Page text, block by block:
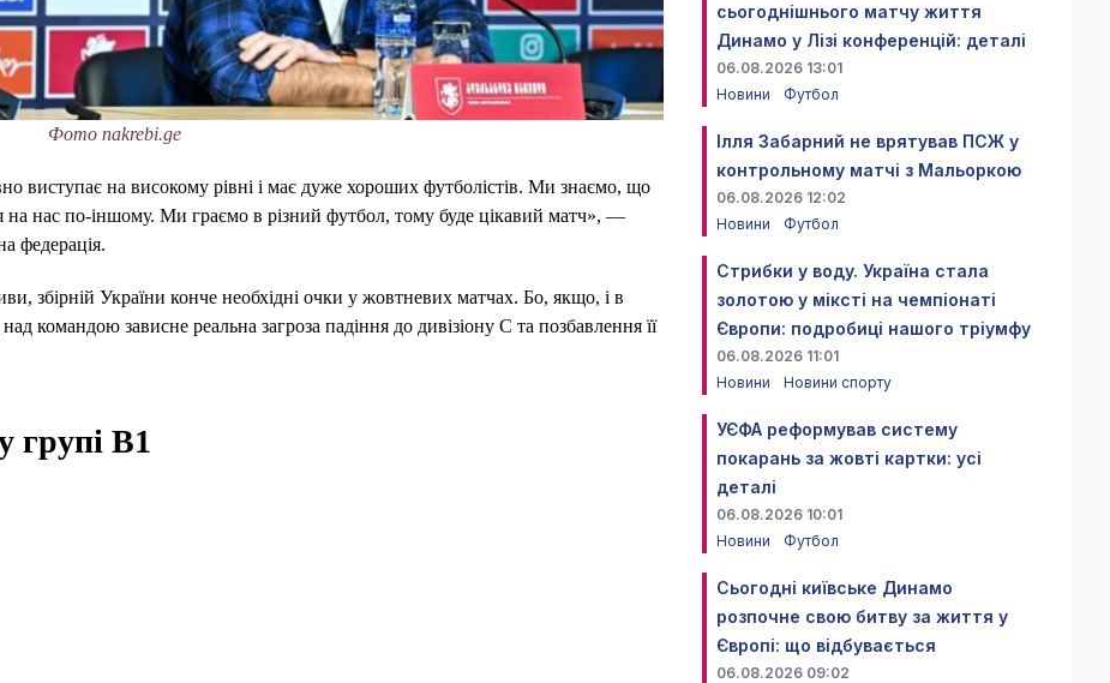
Фото nakrebi.ge
виступає на високому рівні і має дуже хороших футболістів. Ми знаємо, що
на нас по-іншому. Ми граємо в різний футбол, тому буде цікавий матч», —
федерація.
збірній України конче необхідні очки у жовтневих матчах. Бо, якщо, і в
командою зависне реальна загроза падіння до дивізіону С та позбавлення її
групі В1
сьогоднішнього матчу життя
Динамо у Лізі конференцій: деталі
06.08.2026 13:01
Новини
Футбол
Ілля Забарний не врятував ПСЖ у
контрольному матчі з Мальоркою
06.08.2026 12:02
Новини
Футбол
Стрибки у воду. Україна стала
золотою у міксті на чемпіонаті
Європи: подробиці нашого тріумфу
06.08.2026 11:01
Новини
Новини спорту
УЄФА реформував систему
покарань за жовті картки: усі
деталі
06.08.2026 10:01
Новини
Футбол
Сьогодні київське Динамо
розпочне свою битву за життя у
Європі: що відбувається
06.08.2026 09:02